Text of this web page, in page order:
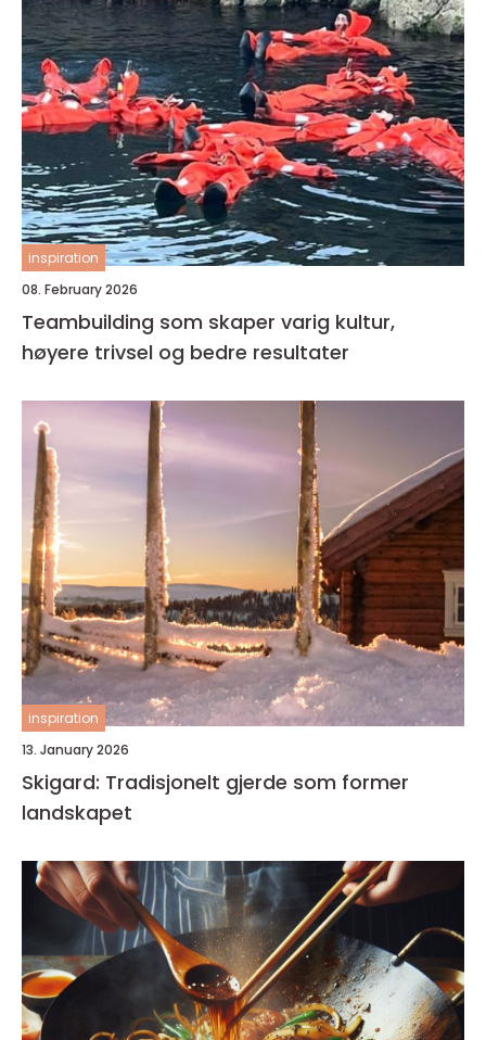
inspiration
08. February 2026
Teambuilding som skaper varig kultur,
høyere trivsel og bedre resultater
inspiration
13. January 2026
Skigard: Tradisjonelt gjerde som former
landskapet